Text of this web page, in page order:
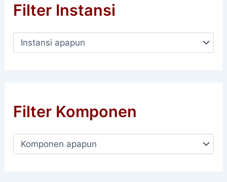
Filter Instansi
Filter Komponen